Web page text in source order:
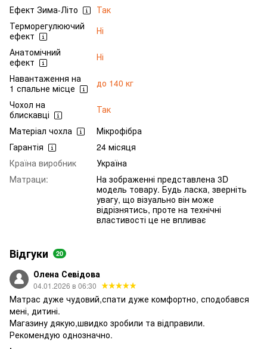
Ефект Зима-Літо
Так
Терморегулюючий
ефект
Ні
Анатомічний
ефект
Ні
Навантаження на
1 спальне місце
до 140 кг
Чохол на
блискавці
Так
Матеріал чохла
Мікрофібра
Гарантія
24 місяця
Країна виробник
Україна
Матраци:
На зображенні представлена 3D
модель товару. Будь ласка, зверніть
увагу, що візуально він може
відрізнятись, проте на технічні
властивості це не впливає
Відгуки 20
Олена Севідова
04.01.2026 в 06:30
Матрас дуже чудовий,спати дуже комфортно, сподобався
мені, дитині.
Магазину дякую,швидко зробили та відправили.
Рекомендую однозначно.